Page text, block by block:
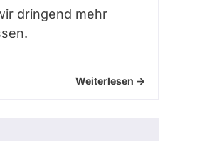
dringend mehr
Weiterlesen ->